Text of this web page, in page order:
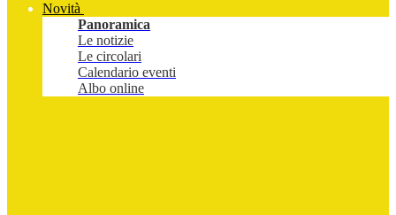
Novità
Panoramica
Le notizie
Le circolari
Calendario eventi
Albo online